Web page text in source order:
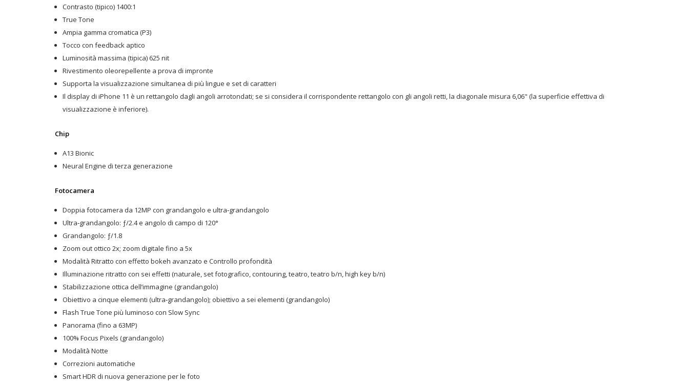
Contrasto (tipico) 1400:1
True Tone
Ampia gamma cromatica (P3)
Tocco con feedback aptico
Luminosità massima (tipica) 625 nit
Rivestimento oleorepellente a prova di impronte
Supporta la visualizzazione simultanea di più lingue e set di caratteri
Il display di iPhone 11 è un rettangolo dagli angoli arrotondati; se si considera il corrispondente rettangolo con gli angoli retti, la diagonale misura 6,06" (la superficie effettiva di
visualizzazione è inferiore).
Chip
A13 Bionic
Neural Engine di terza generazione
Fotocamera
Doppia fotocamera da 12MP con grandangolo e ultra‑grandangolo
Ultra‑grandangolo: ƒ/2.4 e angolo di campo di 120°
Grandangolo: ƒ/1.8
Zoom out ottico 2x; zoom digitale fino a 5x
Modalità Ritratto con effetto bokeh avanzato e Controllo profondità
Illuminazione ritratto con sei effetti (naturale, set fotografico, contouring, teatro, teatro b/n, high key b/n)
Stabilizzazione ottica dell’immagine (grandangolo)
Obiettivo a cinque elementi (ultra‑grandangolo); obiettivo a sei elementi (grandangolo)
Flash True Tone più luminoso con Slow Sync
Panorama (fino a 63MP)
100% Focus Pixels (grandangolo)
Modalità Notte
Correzioni automatiche
Smart HDR di nuova generazione per le foto